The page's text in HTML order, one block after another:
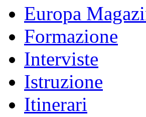
Europa
Formazione
Interviste
Istruzione
Itinerari